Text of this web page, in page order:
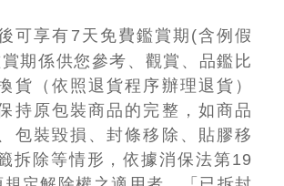
可享有 7 天免費鑑賞期 (含例假
賞期係供您參考、觀賞、品鑑比
貨（依照退貨程序辦理退貨）
持原包裝商品的完整，如商品
包裝毀損、封條移除、貼膠移
拆除等情形，依據消保法第19